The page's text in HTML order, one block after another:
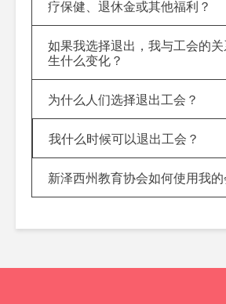
疗保健、退休金或其他福利？
如果我选择退出，我与工会的
生什么变化？
为什么人们选择退出工会？
我什么时候可以退出工会？
新泽西州教育协会如何使用我的